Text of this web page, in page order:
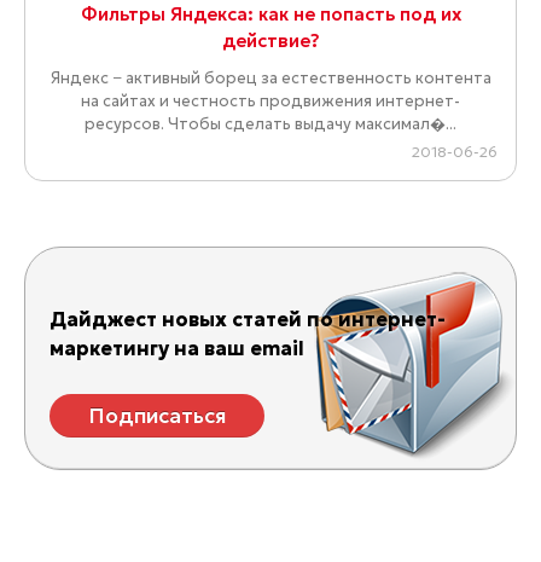
Фильтры Яндекса: как не попасть под их
действие?
Яндекс − активный борец за естественность контента
на сайтах и честность продвижения интернет-
ресурсов. Чтобы сделать выдачу максимал�...
2018-06-26
Дайджест новых статей по интернет-
маркетингу на ваш email
Подписаться